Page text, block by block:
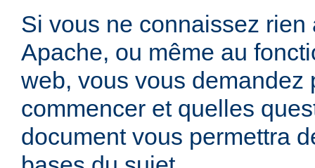
Si vous ne connaissez rien
Apache, ou même au
web, vous vous demandez
commencer et quelles
document vous permettra